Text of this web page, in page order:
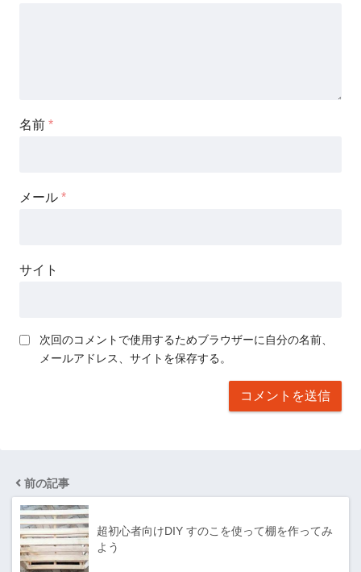
名前 *
メール *
サイト
次回のコメントで使用するためブラウザーに自分の名前、
メールアドレス、サイトを保存する。
前の記事
超初心者向けDIY すのこを使って棚を作ってみ
よう